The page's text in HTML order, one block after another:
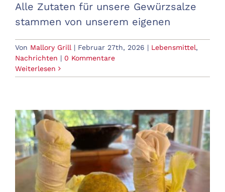
Alle Zutaten für unsere Gewürzsalze
stammen von unserem eigenen
Von Mallory Grill | Februar 27th, 2026 | Lebensmittel,
Nachrichten | 0 Kommentare
Weiterlesen